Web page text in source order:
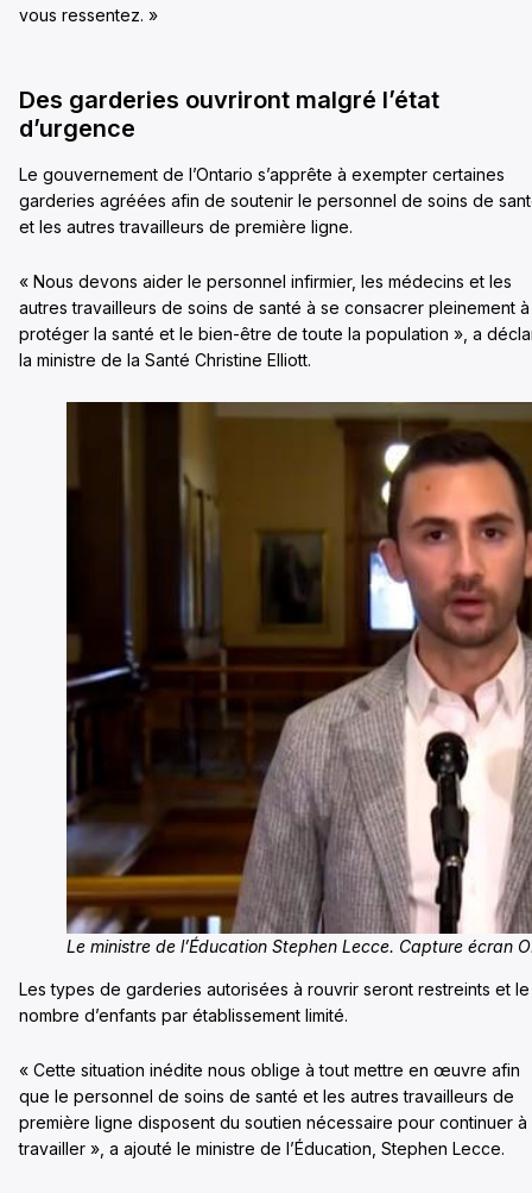
vous ressentez. »
Des garderies ouvriront malgré l’état
d’urgence
Le gouvernement de l’Ontario s’apprête à exempter certaines
garderies agréées afin de soutenir le personnel de soins de
et les autres travailleurs de première ligne.
« Nous devons aider le personnel infirmier, les médecins et les
autres travailleurs de soins de santé à se consacrer pleinement à
protéger la santé et le bien-être de toute la population », a
la ministre de la Santé Christine Elliott.
Le ministre de l’Éducation Stephen Lecce. Capture écran
Les types de garderies autorisées à rouvrir seront restreints et le
nombre d’enfants par établissement limité.
« Cette situation inédite nous oblige à tout mettre en œuvre afin
que le personnel de soins de santé et les autres travailleurs de
première ligne disposent du soutien nécessaire pour continuer à
travailler », a ajouté le ministre de l’Éducation, Stephen Lecce.